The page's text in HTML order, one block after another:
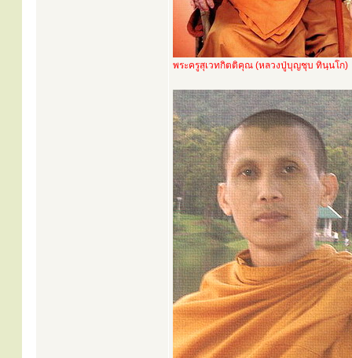
พระครูสุเวทกิตติคุณ (หลวงปู่บุญชุบ ทินฺนโก)